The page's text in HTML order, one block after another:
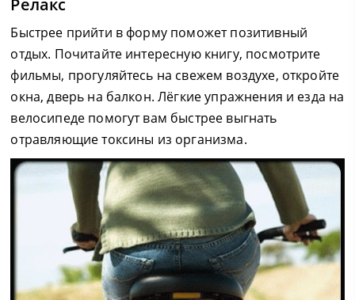
Быстрее прийти в форму поможет позитивный
отдых. Почитайте интересную книгу, посмотрите
фильмы, прогуляйтесь на свежем воздухе, откройте
окна, дверь на балкон. Лёгкие упражнения и езда на
велосипеде помогут вам быстрее выгнать
отравляющие токсины из организма.